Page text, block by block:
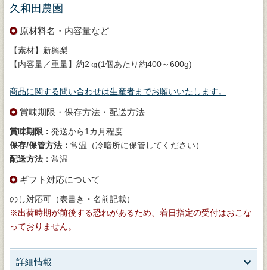
久和田農園
原材料名・内容量など
【素材】新興梨
【内容量／重量】約2㎏(1個あたり約400～600g)
商品に関する問い合わせは生産者までお願いいたします。
賞味期限・保存方法・配送方法
賞味期限： 発送から1カ月程度
保存/保管方法： 常温（冷暗所に保管してください）
配送方法： 常温
ギフト対応について
のし対応可（表書き・名前記載）
※出荷時期が前後する恐れがあるため、着日指定の受付はおこな
っておりません。
詳細情報